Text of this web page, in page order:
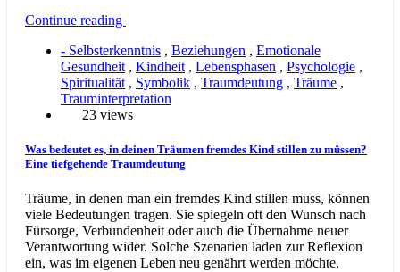
Continue reading
- Selbsterkenntnis , Beziehungen , Emotionale
Gesundheit , Kindheit , Lebensphasen , Psychologie ,
Spiritualität , Symbolik , Traumdeutung , Träume ,
Trauminterpretation
23 views
Was bedeutet es, in deinen Träumen fremdes Kind stillen zu müssen?
Eine tiefgehende Traumdeutung
Träume, in denen man ein fremdes Kind stillen muss, können
viele Bedeutungen tragen. Sie spiegeln oft den Wunsch nach
Fürsorge, Verbundenheit oder auch die Übernahme neuer
Verantwortung wider. Solche Szenarien laden zur Reflexion
ein, was im eigenen Leben neu genährt werden möchte.